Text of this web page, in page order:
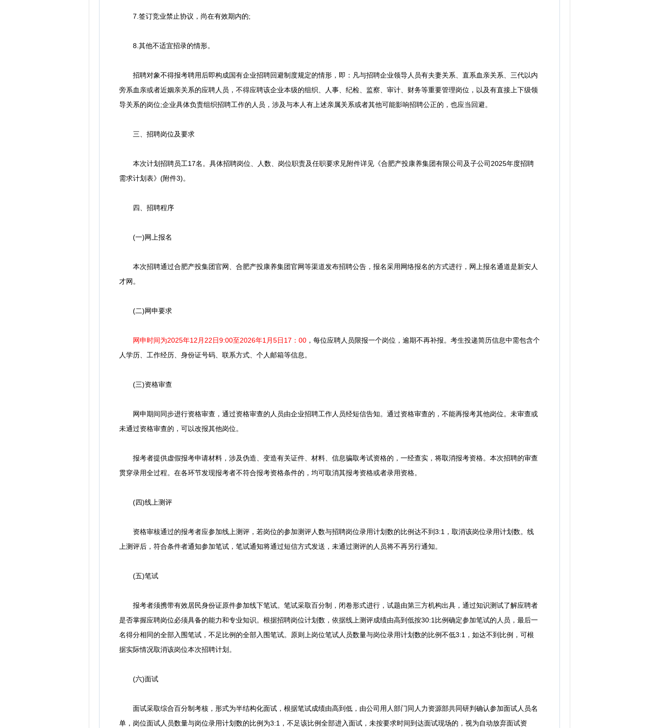
7.签订竞业禁止协议，尚在有效期内的;
8.其他不适宜招录的情形。
招聘对象不得报考聘用后即构成国有企业招聘回避制度规定的情形，即：凡与招聘企业领导人员有夫妻关系、直系血亲关系、三代以内
旁系血亲或者近姻亲关系的应聘人员，不得应聘该企业本级的组织、人事、纪检、监察、审计、财务等重要管理岗位，以及有直接上下级领
导关系的岗位;企业具体负责组织招聘工作的人员，涉及与本人有上述亲属关系或者其他可能影响招聘公正的，也应当回避。
三、招聘岗位及要求
本次计划招聘员工17名。具体招聘岗位、人数、岗位职责及任职要求见附件详见《合肥产投康养集团有限公司及子公司2025年度招聘
需求计划表》(附件3)。
四、招聘程序
(一)网上报名
本次招聘通过合肥产投集团官网、合肥产投康养集团官网等渠道发布招聘公告，报名采用网络报名的方式进行，网上报名通道是新安人
才网。
(二)网申要求
网申时间为2025年12月22日9:00至2026年1月5日17：00 ，每位应聘人员限报一个岗位，逾期不再补报。考生投递简历信息中需包含个
人学历、工作经历、身份证号码、联系方式、个人邮箱等信息。
(三)资格审查
网申期间同步进行资格审查，通过资格审查的人员由企业招聘工作人员经短信告知。通过资格审查的，不能再报考其他岗位。未审查或
未通过资格审查的，可以改报其他岗位。
报考者提供虚假报考申请材料，涉及伪造、变造有关证件、材料、信息骗取考试资格的，一经查实，将取消报考资格。本次招聘的审查
贯穿录用全过程。在各环节发现报考者不符合报考资格条件的，均可取消其报考资格或者录用资格。
(四)线上测评
资格审核通过的报考者应参加线上测评，若岗位的参加测评人数与招聘岗位录用计划数的比例达不到3:1，取消该岗位录用计划数。线
上测评后，符合条件者通知参加笔试，笔试通知将通过短信方式发送，未通过测评的人员将不再另行通知。
(五)笔试
报考者须携带有效居民身份证原件参加线下笔试。笔试采取百分制，闭卷形式进行，试题由第三方机构出具，通过知识测试了解应聘者
是否掌握应聘岗位必须具备的能力和专业知识。根据招聘岗位计划数，依据线上测评成绩由高到低按30:1比例确定参加笔试的人员，最后一
名得分相同的全部入围笔试，不足比例的全部入围笔试。原则上岗位笔试人员数量与岗位录用计划数的比例不低3:1，如达不到比例，可根
据实际情况取消该岗位本次招聘计划。
(六)面试
面试采取综合百分制考核，形式为半结构化面试，根据笔试成绩由高到低，由公司用人部门同人力资源部共同研判确认参加面试人员名
单，岗位面试人员数量与岗位录用计划数的比例为3:1，不足该比例全部进入面试，未按要求时间到达面试现场的，视为自动放弃面试资